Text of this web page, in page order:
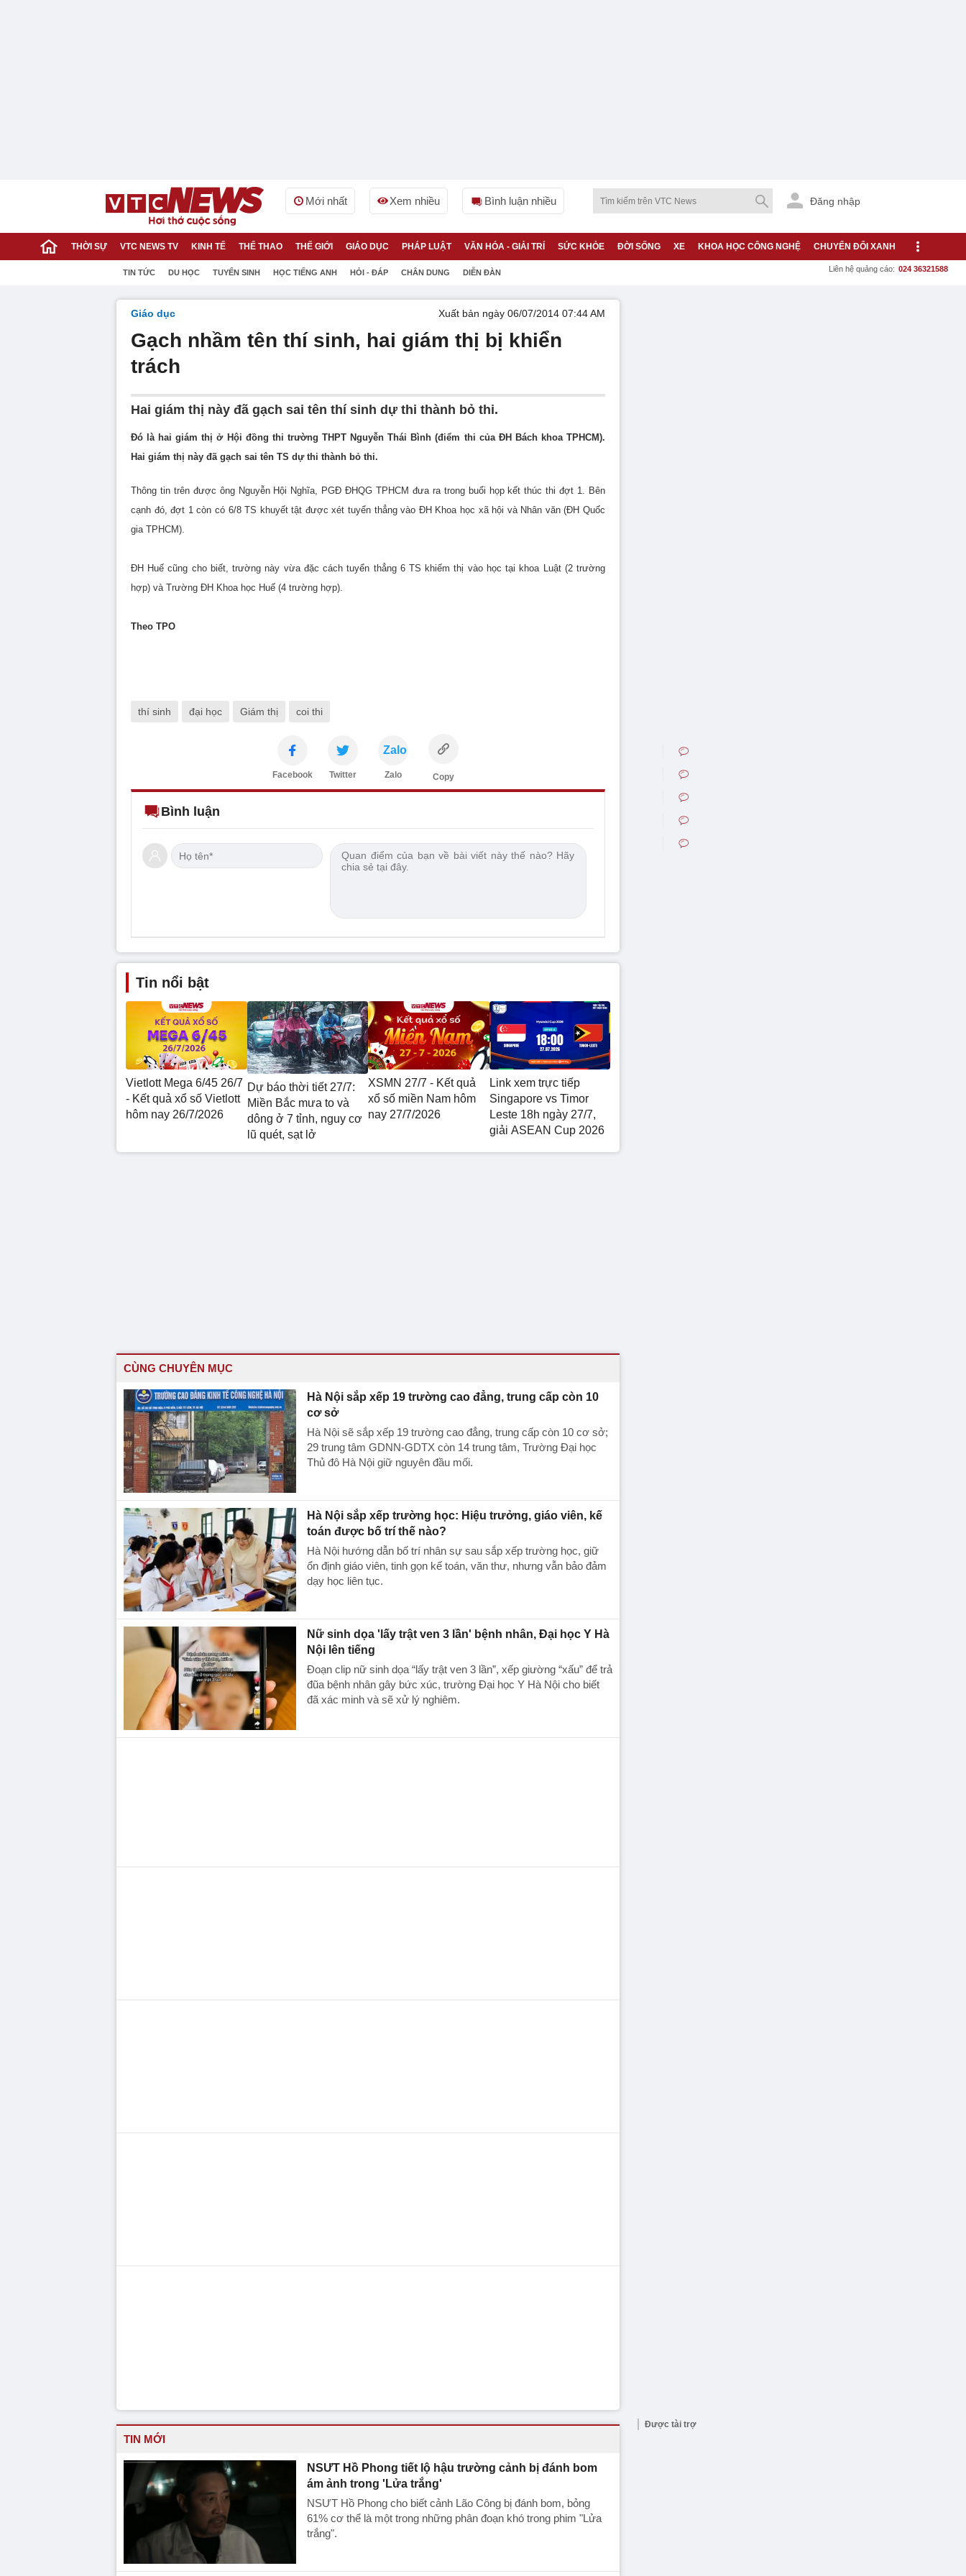
Mới nhất Xem nhiều Bình luận nhiều Đăng nhập
THỜI SỰ VTC NEWS TV KINH TẾ THỂ THAO THẾ GIỚI GIÁO DỤC PHÁP LUẬT VĂN HÓA - GIẢI TRÍ SỨC KHỎE ĐỜI SỐNG XE KHOA HỌC CÔNG NGHỆ CHUYỂN ĐỔI XANH
TIN TỨC DU HỌC TUYỂN SINH HỌC TIẾNG ANH HỎI - ĐÁP CHÂN DUNG DIỄN ĐÀN Liên hệ quảng cáo: 024 36321588
Giáo dục Xuất bản ngày 06/07/2014 07:44 AM
Gạch nhầm tên thí sinh, hai giám thị bị khiển
trách
Hai giám thị này đã gạch sai tên thí sinh dự thi thành bỏ thi.
Đó là hai giám thị ở Hội đồng thi trường THPT Nguyễn Thái Bình (điểm thi của ĐH Bách khoa TPHCM).
Hai giám thị này đã gạch sai tên TS dự thi thành bỏ thi.
Thông tin trên được ông Nguyễn Hội Nghĩa, PGĐ ĐHQG TPHCM đưa ra trong buổi họp kết thúc thi đợt 1. Bên
cạnh đó, đợt 1 còn có 6/8 TS khuyết tật được xét tuyển thẳng vào ĐH Khoa học xã hội và Nhân văn (ĐH Quốc
gia TPHCM).
ĐH Huế cũng cho biết, trường này vừa đặc cách tuyển thẳng 6 TS khiếm thị vào học tại khoa Luật (2 trường
hợp) và Trường ĐH Khoa học Huế (4 trường hợp).
Theo TPO
thí sinh đại học Giám thị coi thi
Facebook Twitter
Zalo
Zalo Copy
Bình luận
Tin nổi bật
Vietlott Mega 6/45 26/7
- Kết quả xổ số Vietlott
hôm nay 26/7/2026
Dự báo thời tiết 27/7:
Miền Bắc mưa to và
dông ở 7 tỉnh, nguy cơ
lũ quét, sạt lở
XSMN 27/7 - Kết quả
xổ số miền Nam hôm
nay 27/7/2026
Link xem trực tiếp
Singapore vs Timor
Leste 18h ngày 27/7,
giải ASEAN Cup 2026
CÙNG CHUYÊN MỤC
Hà Nội sắp xếp 19 trường cao đẳng, trung cấp còn 10
cơ sở
Hà Nội sẽ sắp xếp 19 trường cao đẳng, trung cấp còn 10 cơ sở;
29 trung tâm GDNN-GDTX còn 14 trung tâm, Trường Đại học
Thủ đô Hà Nội giữ nguyên đầu mối.
Hà Nội sắp xếp trường học: Hiệu trưởng, giáo viên, kế
toán được bố trí thế nào?
Hà Nội hướng dẫn bố trí nhân sự sau sắp xếp trường học, giữ
ổn định giáo viên, tinh gọn kế toán, văn thư, nhưng vẫn bảo đảm
dạy học liên tục.
Nữ sinh dọa 'lấy trật ven 3 lần' bệnh nhân, Đại học Y Hà
Nội lên tiếng
Đoạn clip nữ sinh dọa “lấy trật ven 3 lần”, xếp giường “xấu” để trả
đũa bệnh nhân gây bức xúc, trường Đại học Y Hà Nội cho biết
đã xác minh và sẽ xử lý nghiêm.
TIN MỚI
NSƯT Hồ Phong tiết lộ hậu trường cảnh bị đánh bom
ám ảnh trong 'Lửa trắng'
NSƯT Hồ Phong cho biết cảnh Lão Công bị đánh bom, bỏng
61% cơ thể là một trong những phân đoạn khó trong phim "Lửa
trắng".
Được tài trợ